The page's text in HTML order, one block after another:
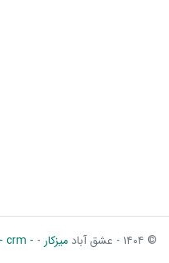
© ۱۴۰۴ - عشق آباد میزکار - - crm - نرم افزار ابری مدیریت کسب و کار